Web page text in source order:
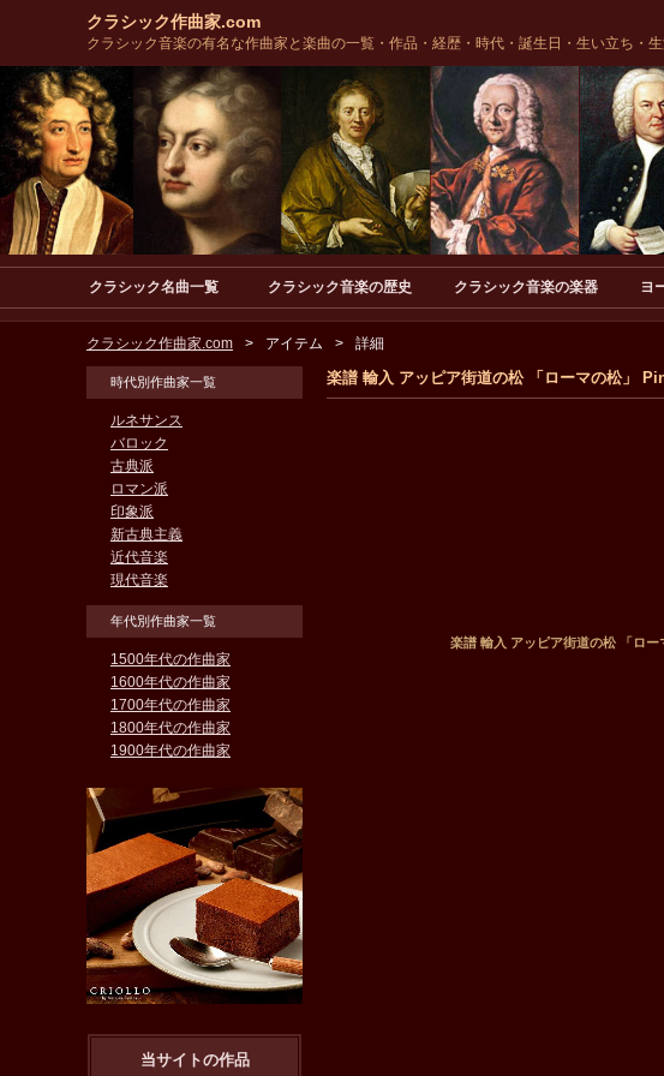
クラシック作曲家.com
クラシック音楽の有名な作曲家と楽曲の一覧・作品・経歴・時代・誕生日・生い立ち・
クラシック名曲一覧 クラシック音楽の歴史 クラシック音楽の楽器 ヨ
クラシック作曲家.com アイテム 詳細
楽譜 輸入 アッピア街道の松 「ローマの松」
楽譜 輸入 アッピア街道の松 「ロ
時代別作曲家一覧
ルネサンス
バロック
古典派
ロマン派
印象派
新古典主義
近代音楽
現代音楽
年代別作曲家一覧
1500年代の作曲家
1600年代の作曲家
1700年代の作曲家
1800年代の作曲家
1900年代の作曲家
当サイトの作品